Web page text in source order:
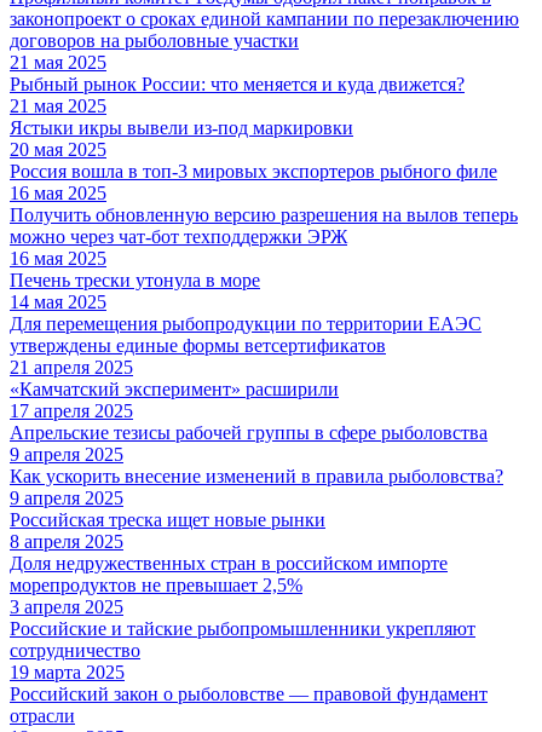
законопроект о сроках единой кампании по перезаключению
договоров на рыболовные участки
21 мая 2025
Рыбный рынок России: что меняется и куда движется?
21 мая 2025
Ястыки икры вывели из-под маркировки
20 мая 2025
Россия вошла в топ-3 мировых экспортеров рыбного филе
16 мая 2025
Получить обновленную версию разрешения на вылов теперь
можно через чат-бот техподдержки ЭРЖ
16 мая 2025
Печень трески утонула в море
14 мая 2025
Для перемещения рыбопродукции по территории ЕАЭС
утверждены единые формы ветсертификатов
21 апреля 2025
«Камчатский эксперимент» расширили
17 апреля 2025
Апрельские тезисы рабочей группы в сфере рыболовства
9 апреля 2025
Как ускорить внесение изменений в правила рыболовства?
9 апреля 2025
Российская треска ищет новые рынки
8 апреля 2025
Доля недружественных стран в российском импорте
морепродуктов не превышает 2,5%
3 апреля 2025
Российские и тайские рыбопромышленники укрепляют
сотрудничество
19 марта 2025
Российский закон о рыболовстве — правовой фундамент
отрасли